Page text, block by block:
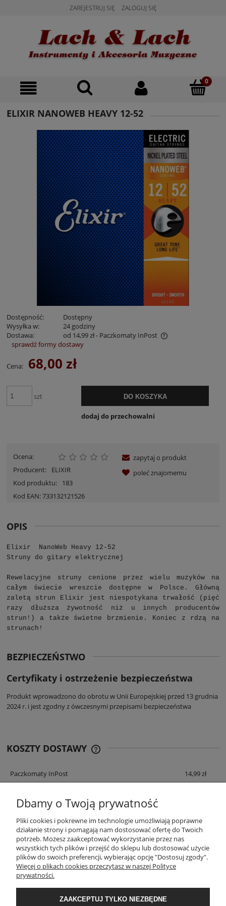
ZAREJESTRUJ SIĘ ZALOGUJ SIĘ
ELIXIR NANOWEB HEAVY 12-52
Dostępność:
Dostępny
Wysyłka w:
24 godziny
Dostawa:
od 14,99 zł- Paczkomaty InPost
Cena nie zawiera ewentualnych kosztów płatności
sprawdź formy dostawy
Cena: 68,00 zł
szt DO KOSZYKA
dodaj do przechowalni
Ocena:
Producent:
ELIXIR
Kod produktu:
183
Kod EAN:733132121526
zapytaj o produkt
poleć znajomemu
OPIS
Elixir NanoWeb Heavy 12-52
Struny do gitary elektrycznej
Rewelacyjne struny cenione przez wielu muzyków na
całym świecie wreszcie dostępne w Polsce. Główną
zaletą strun Elixir jest niespotykana trwałość (pięć
razy dłuższa żywotność niż u innych producentów
strun!) a także świetne brzmienie. Koniec z rdzą na
strunach!
BEZPIECZEŃSTWO
Certyfikaty i ostrzeżenie bezpieczeństwa
Produkt wprowadzono do obrotu w Unii Europejskiej przed 13 grudnia
2024 r. i jest zgodny z ówczesnymi przepisami bezpieczeństwa
KOSZTY DOSTAWY
Paczkomaty InPost
14,99 zł
Odbiór osobisty
Dbamy o Twoją prywatność
Pliki cookies i pokrewne im technologie umożliwiają poprawne
działanie strony i pomagają nam dostosować ofertę do Twoich
potrzeb. Możesz zaakceptować wykorzystanie przez nas
wszystkich tych plików i przejść do sklepu lub dostosować użycie
plików do swoich preferencji, wybierając opcję "Dostosuj zgody".
Więcej o plikach cookies przeczytasz w naszej Polityce
prywatności.
ZAAKCEPTUJ TYLKO NIEZBĘDNE